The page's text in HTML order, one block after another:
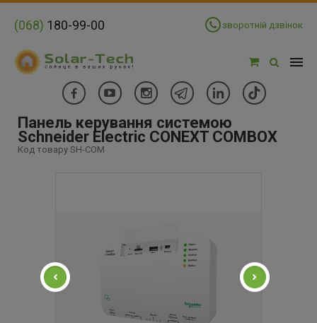
(068) 180-99-00 зворотній дзвінок
Панель керування системою
Schneider Electric CONEXT COMBOX
Код товару SH-COM